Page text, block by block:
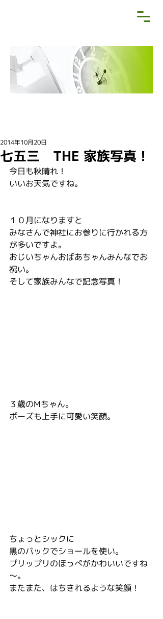
七五三 THE 家族写真！
2014年10月20日
今日も秋晴れ！
いいお天気ですね。
１０月になりますと
みなさんで神社にお参りに行かれる方
が多いですよ。
おじいちゃんおばあちゃんみんなでお
祝い。
そして家族みんなで記念写真！
３歳のMちゃん。
ポーズも上手に可愛い笑顔。
ちょっとシックに
黒のバックでショールを使い。
プリップリのほっぺがかわいいですね
～。
またまた、はちきれるような笑顔！